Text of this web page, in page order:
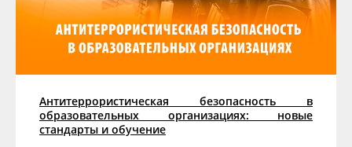
Антитеррористическая безопасность в
образовательных организациях: новые
стандарты и обучение